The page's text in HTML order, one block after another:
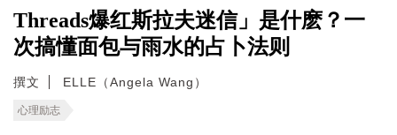
Threads爆红斯拉夫迷信」是什麽？一
次搞懂面包与雨水的占卜法则
撰文 ELLE（Angela Wang）
心理励志